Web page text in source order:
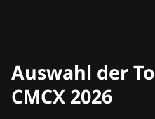
Auswahl der
CMCX 2026